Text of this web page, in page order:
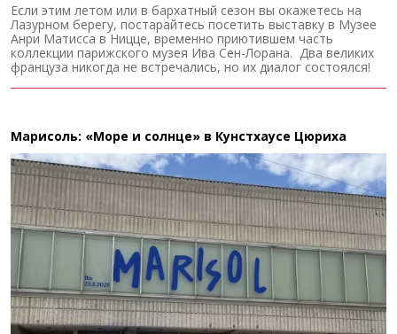
Если этим летом или в бархатный сезон вы окажетесь на
Лазурном берегу, постарайтесь посетить выставку в Музее
Анри Матисса в Ницце, временно приютившем часть
коллекции парижского музея Ива Сен-Лорана. Два великих
француза никогда не встречались, но их диалог состоялся!
Марисоль: «Море и солнце» в Кунстхаусе Цюриха